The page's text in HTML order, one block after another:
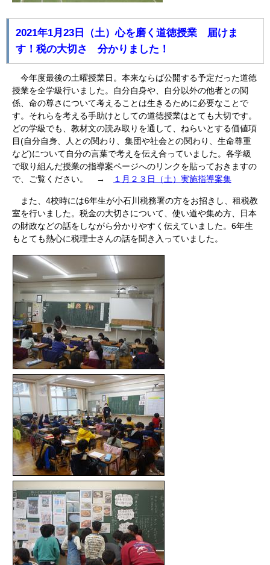
2021年1月23日（土）心を磨く道徳授業 届けま
す！税の大切さ 分かりました！
今年度最後の土曜授業日。本来ならば公開する予定だった道徳
授業を全学級行いました。自分自身や、自分以外の他者との関
係、命の尊さについて考えることは生きるために必要なことで
す。それらを考える手助けとしての道徳授業はとても大切です。
どの学級でも、教材文の読み取りを通して、ねらいとする価値項
目(自分自身、人との関わり、集団や社会との関わり、生命尊重
など)について自分の言葉で考えを伝え合っていました。各学級
で取り組んだ授業の指導案ページへのリンクを貼っておきますの
で、ご覧ください。 →
１月２３日（土）実施指導案集
また、4校時には6年生が小石川税務署の方をお招きし、租税教
室を行いました。税金の大切さについて、使い道や集め方、日本
の財政などの話をしながら分かりやすく伝えていました。6年生
もとても熱心に税理士さんの話を聞き入っていました。